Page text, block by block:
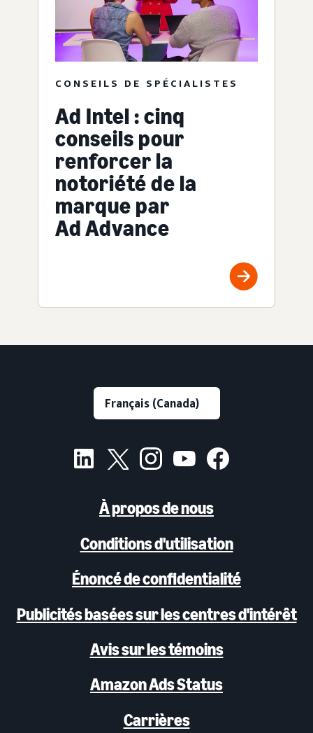
CONSEILS DE SPÉCIALISTES
Ad Intel : cinq
conseils pour
renforcer la
notoriété de la
marque par
Ad Advance
À propos de nous
Conditions d'utilisation
Énoncé de confidentialité
Publicités basées sur les centres d'intérêt
Avis sur les témoins
Amazon Ads Status
Carrières